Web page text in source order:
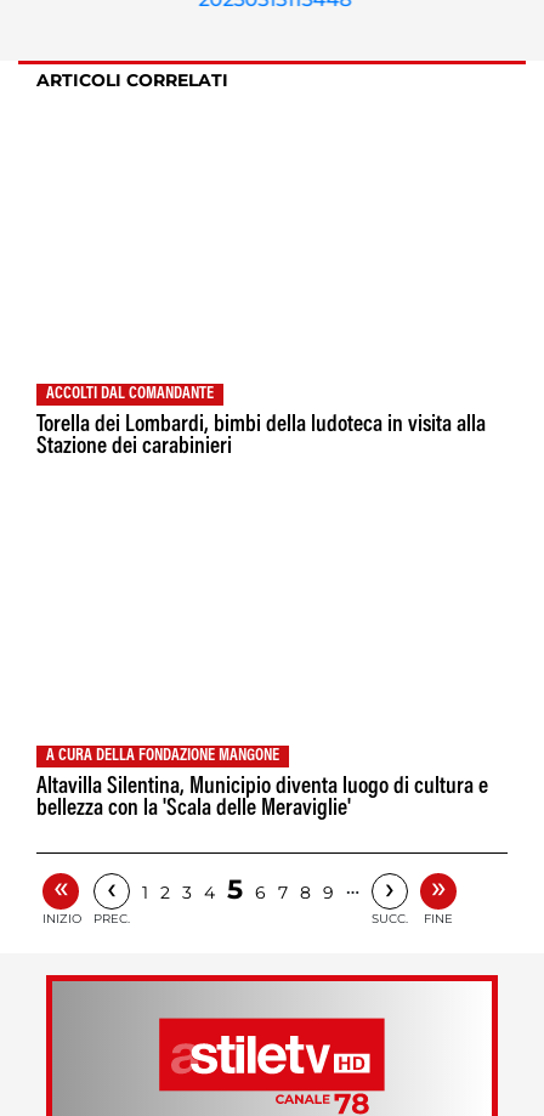
ARTICOLI CORRELATI
ACCOLTI DAL COMANDANTE
Torella dei Lombardi, bimbi della ludoteca in visita alla
Stazione dei carabinieri
A CURA DELLA FONDAZIONE MANGONE
Altavilla Silentina, Municipio diventa luogo di cultura e
bellezza con la 'Scala delle Meraviglie'
«
INIZIO
‹
PREC.
1 2 3 4 5 6 7 8 9 … ›
SUCC.
»
FINE